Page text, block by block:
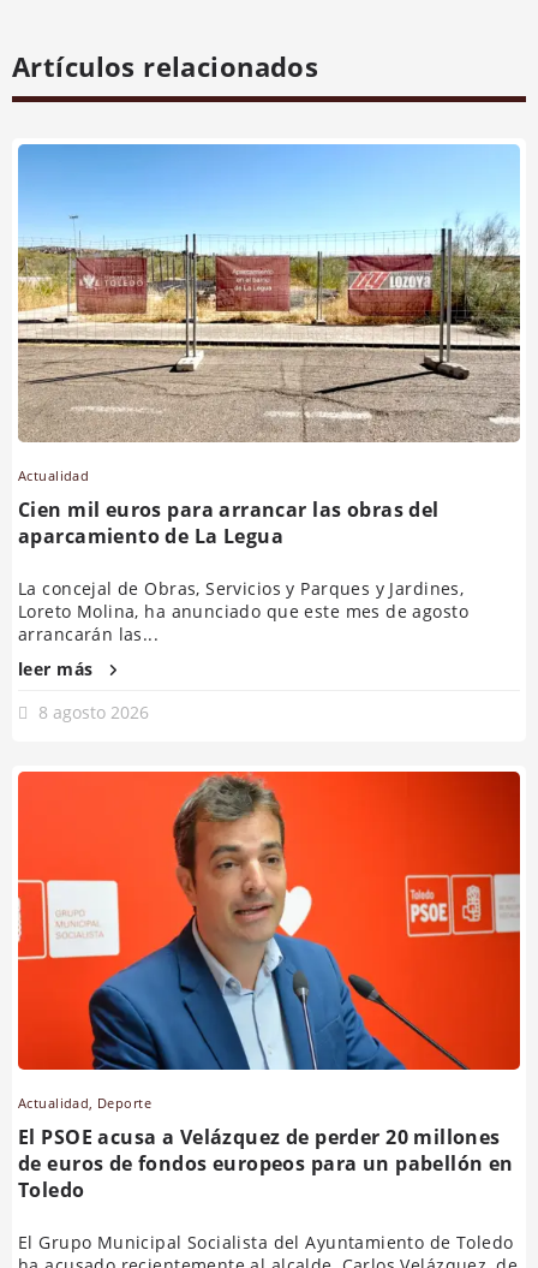
Artículos relacionados
Actualidad
Cien mil euros para arrancar las obras del
aparcamiento de La Legua
La concejal de Obras, Servicios y Parques y Jardines,
Loreto Molina, ha anunciado que este mes de agosto
arrancarán las...
leer más
8 agosto 2026
Actualidad, Deporte
El PSOE acusa a Velázquez de perder 20 millones
de euros de fondos europeos para un pabellón en
Toledo
El Grupo Municipal Socialista del Ayuntamiento de Toledo